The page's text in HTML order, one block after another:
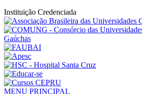
Instituição Credenciada
MENU PRINCIPAL